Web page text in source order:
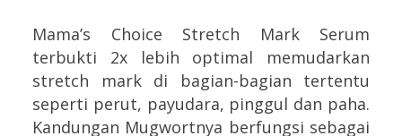
Mama’s Choice Stretch Mark Serum
terbukti 2x lebih optimal memudarkan
stretch mark di bagian-bagian tertentu
seperti perut, payudara, pinggul dan paha.
Kandungan Mugwortnya berfungsi sebagai